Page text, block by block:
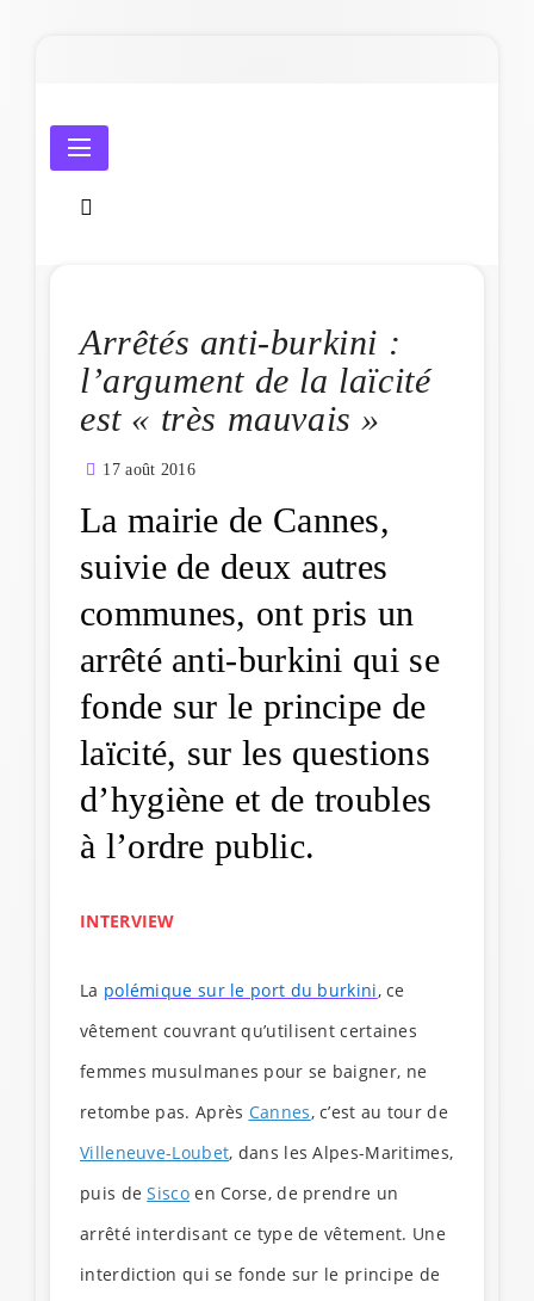
Amicale Laïque de Penmarc'h
Arrêtés anti-burkini :
l’argument de la laïcité
est « très mauvais »
17 août 2016
La mairie de Cannes,
suivie de deux autres
communes, ont pris un
arrêté anti-burkini qui se
fonde sur le principe de
laïcité, sur les questions
d’hygiène et de troubles
à l’ordre public.
INTERVIEW
La polémique sur le port du burkini, ce
vêtement couvrant qu’utilisent certaines
femmes musulmanes pour se baigner, ne
retombe pas. Après Cannes, c’est au tour de
Villeneuve-Loubet, dans les Alpes-Maritimes,
puis deSiscoen Corse, de prendre un
arrêté interdisant ce type de vêtement. Une
interdiction qui se fonde sur le principe de